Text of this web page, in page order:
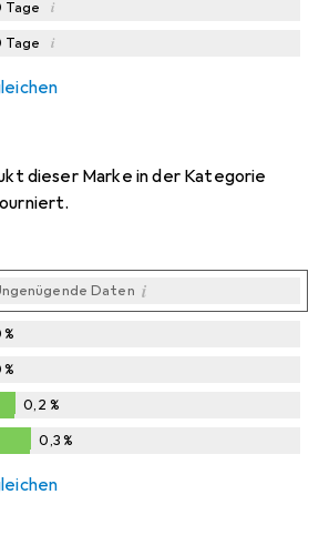
Tage i
Tage i
dieser Marke in der Kategorie
Daten i
%
%
0,2 %
0,3%